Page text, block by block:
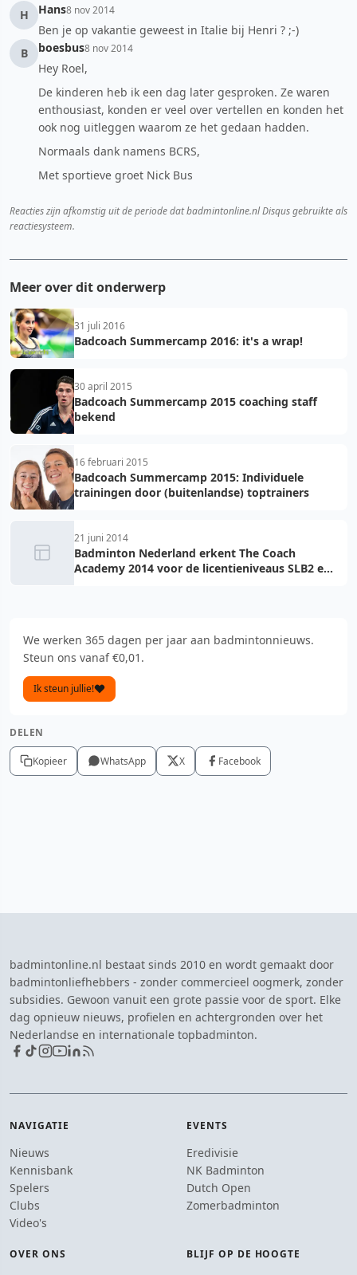
H
Hans8 nov 2014
Ben je op vakantie geweest in Italie bij Henri ? ;-)
B
boesbus8 nov 2014
Hey Roel,
De kinderen heb ik een dag later gesproken. Ze waren
enthousiast, konden er veel over vertellen en konden het
ook nog uitleggen waarom ze het gedaan hadden.
Normaals dank namens BCRS,
Met sportieve groet Nick Bus
Reacties zijn afkomstig uit de periode dat badmintonline.nl Disqus gebruikte als
reactiesysteem.
Meer over dit onderwerp
31 juli 2016
Badcoach Summercamp 2016: it's a wrap!
30 april 2015
Badcoach Summercamp 2015 coaching staff
bekend
16 februari 2015
Badcoach Summercamp 2015: Individuele
trainingen door (buitenlandse) toptrainers
21 juni 2014
Badminton Nederland erkent The Coach
Academy 2014 voor de licentieniveaus SLB2 en
We werken 365 dagen per jaar aan badmintonnieuws.
Steun ons vanaf €0,01.
Ik steun jullie!
DELEN
Kopieer WhatsApp X Facebook
badmintonline.nl bestaat sinds 2010 en wordt gemaakt door
badmintonliefhebbers - zonder commercieel oogmerk, zonder
subsidies. Gewoon vanuit een grote passie voor de sport. Elke
dag opnieuw nieuws, profielen en achtergronden over het
Nederlandse en internationale topbadminton.
NAVIGATIE
Nieuws
Kennisbank
Spelers
Clubs
Video's
EVENTS
Eredivisie
NK Badminton
Dutch Open
Zomerbadminton
OVER ONS BLIJF OP DE HOOGTE